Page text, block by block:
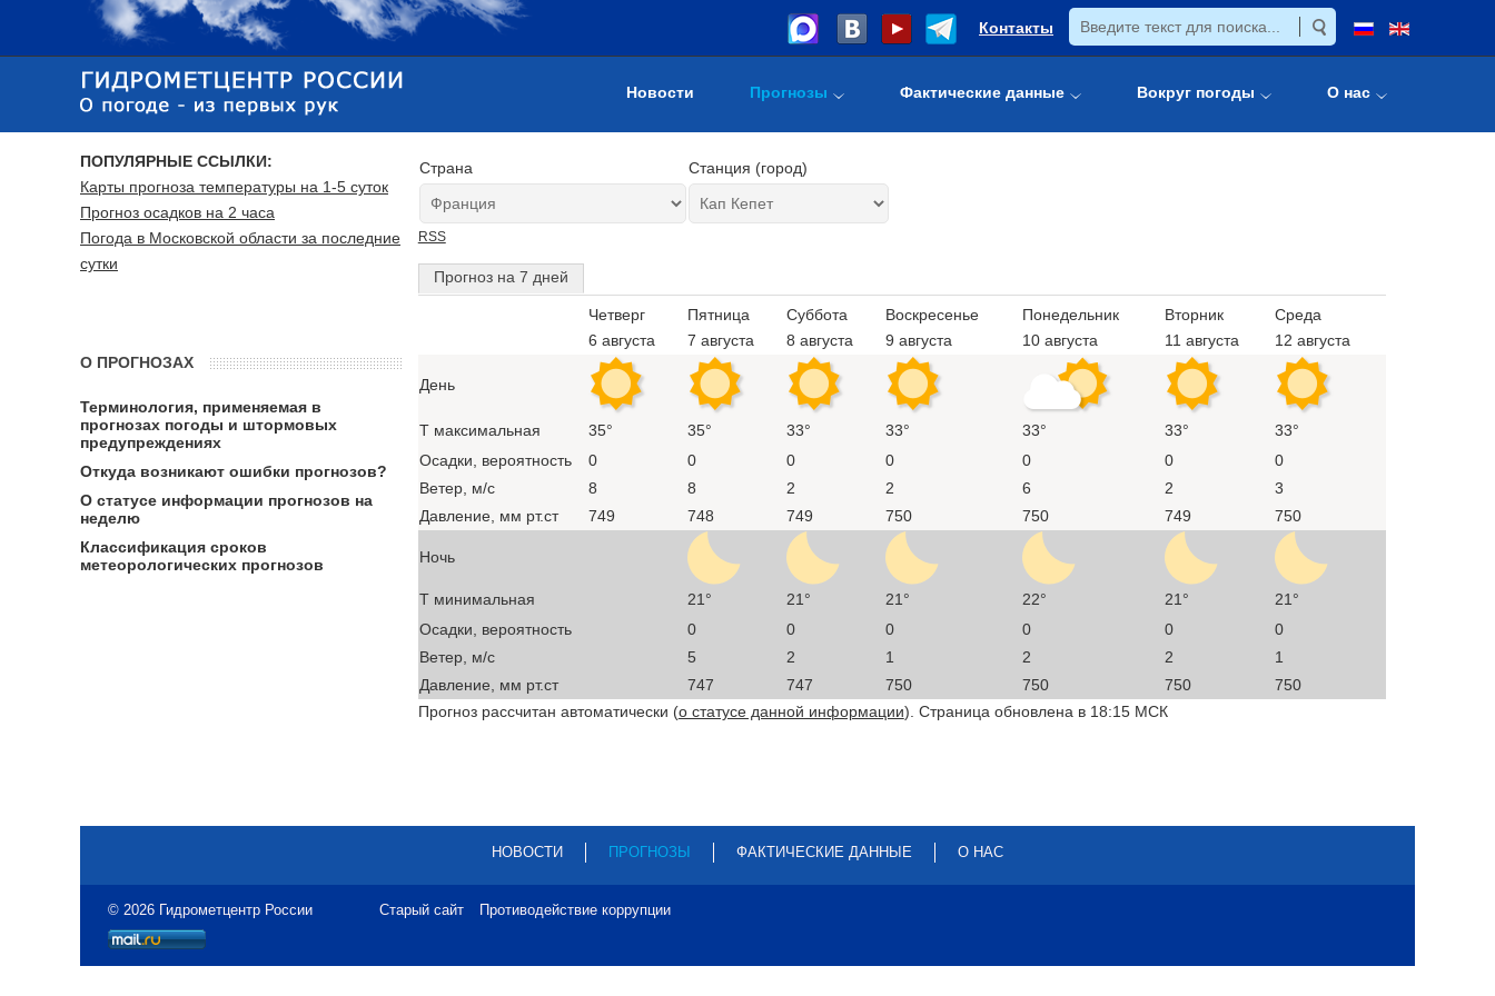
Контакты
Новости Прогнозы Фактические данные Вокруг погоды О нас
Страна Станция (город)
RSS
Прогноз на 7 дней
Четверг
6 августа
Пятница
7 августа
Суббота
8 августа
Воскресенье
9 августа
Понедельник
10 августа
Вторник
11 августа
Среда
12 августа
День
T максимальная 35° 35° 33° 33° 33° 33°
33°
Осадки, вероятность
0 0 0 0 0 0
0
Ветер, м/с
8 8 2 2 6 2
3
Давление, мм рт.ст
749 748 749 750 750 749 750
Ночь
T минимальная 21° 21° 21° 22° 21°
21°
Осадки, вероятность
0 0 0 0 0
0
Ветер, м/с
5 2 1 2 2
1
Давление, мм рт.ст
747 747 750 750 750
750
Прогноз рассчитан автоматически (о статусе данной информации). Страница обновлена в 18:15 МСК
ПОПУЛЯРНЫЕ ССЫЛКИ:
Карты прогноза температуры на 1-5 суток
Прогноз осадков на 2 часа
Погода в Московской области за последние
сутки
О ПРОГНОЗАХ
Терминология, применяемая в
прогнозах погоды и штормовых
предупреждениях
Откуда возникают ошибки прогнозов?
О статусе информации прогнозов на
неделю
Классификация сроков
метеорологических прогнозов
НОВОСТИ ПРОГНОЗЫ ФАКТИЧЕСКИЕ ДАННЫЕ О НАС
© 2026 Гидрометцентр России Старый сайт Противодействие коррупции